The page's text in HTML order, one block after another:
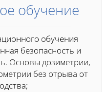
обучение
обучения
безопасность и
Основы дозиметрии,
без отрыва от